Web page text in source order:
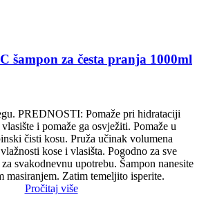
šampon za česta pranja 1000ml
PREDNOSTI: Pomaže pri hidrataciji
i pomaže ga osvježiti. Pomaže u
čisti kosu. Pruža učinak volumena
kose i vlasišta. Pogodno za sve
svakodnevnu upotrebu. Šampon nanesite
masiranjem. Zatim temeljito isperite.
Pročitaj više